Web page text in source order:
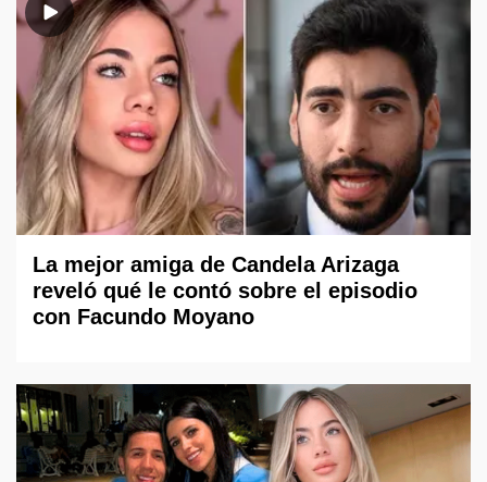
La mejor amiga de Candela Arizaga
reveló qué le contó sobre el episodio
con Facundo Moyano